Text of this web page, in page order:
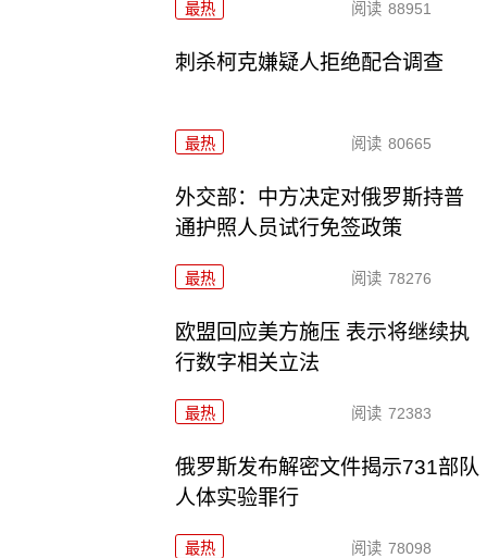
最热 阅读 88951
刺杀柯克嫌疑人拒绝配合调查
最热 阅读 80665
外交部：中方决定对俄罗斯持普
通护照人员试行免签政策
最热 阅读 78276
欧盟回应美方施压 表示将继续执
行数字相关立法
最热 阅读 72383
俄罗斯发布解密文件揭示731部队
人体实验罪行
最热 阅读 78098